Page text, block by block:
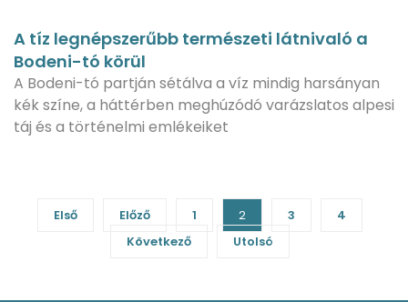
A tíz legnépszerűbb természeti látnivaló a
Bodeni-tó körül
A Bodeni-tó partján sétálva a víz mindig harsányan
kék színe, a háttérben meghúzódó varázslatos alpesi
táj és a történelmi emlékeiket
Első Előző 1 2 3
4
Következő
Utolsó